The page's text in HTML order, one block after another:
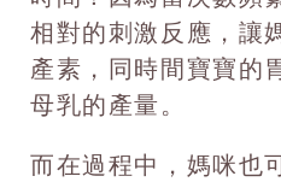
相對的刺激反應，讓
產素，同時間寶寶的
母乳的產量。
而在過程中，媽咪也